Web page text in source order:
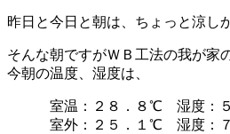
昨日と今日と朝は、ちょっと涼し
そんな朝ですがＷＢ工法の我が家
今朝の温度、湿度は、
室温：２８．８℃ 湿度：５
室外：２５．１℃ 湿度：７